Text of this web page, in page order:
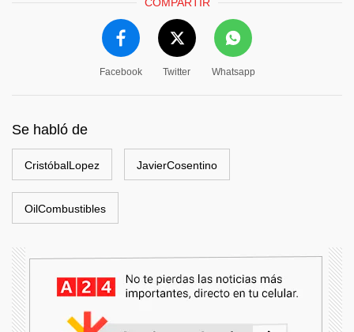
Facebook Twitter Whatsapp
Se habló de
CristóbalLopez JavierCosentino
OilCombustibles